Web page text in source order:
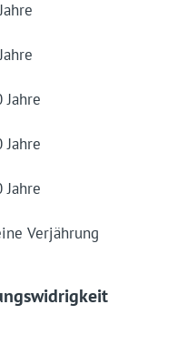
Jahre
Jahre
Jahre
Verjährung